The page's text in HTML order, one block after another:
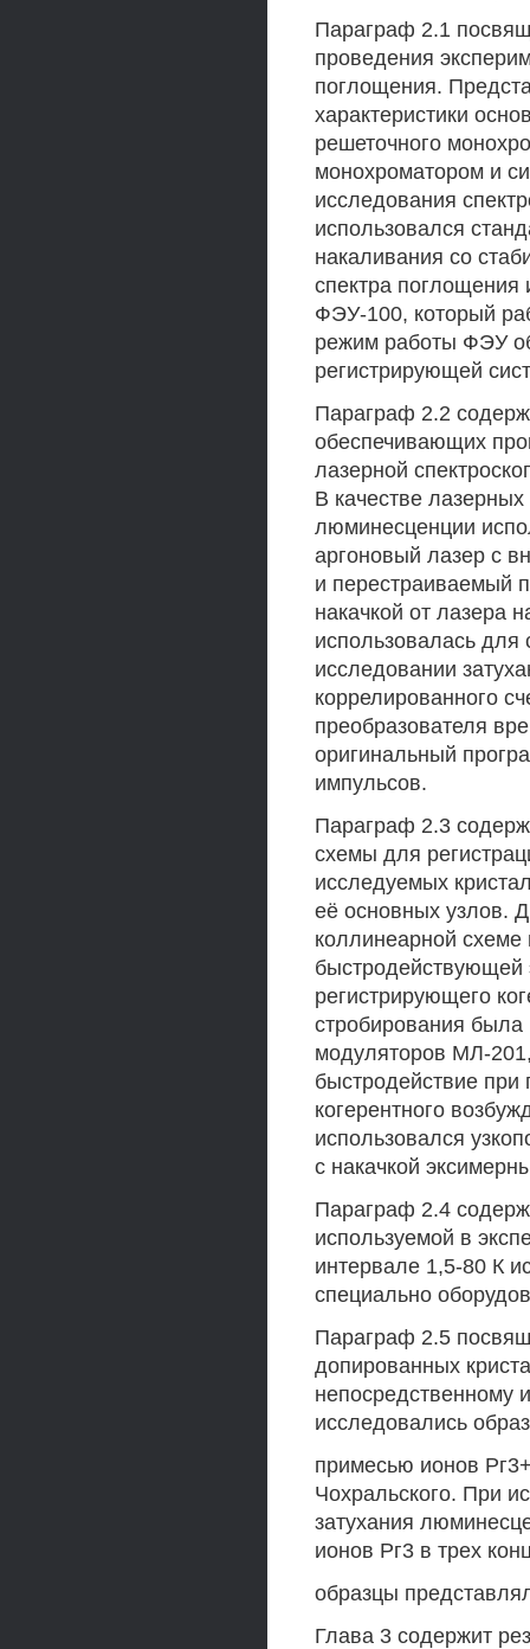
Параграф 2.1
проведения
поглощения.
характеристики
решеточного
монохроматором и
исследования
использовался
накаливания со
спектра поглощения
ФЭУ-100, который
режим работы ФЭУ
регистрирующей
Параграф 2.2
обеспечивающих
лазерной
В качестве
люминесценции
аргоновый лазер с
и перестраиваемый
накачкой от лазера
использовалась
исследовании
коррелированного
преобразователя
оригинальный
импульсов.
Параграф 2.3
схемы для
исследуемых
её основных узлов.
коллинеарной схеме
быстродействующей
регистрирующего
стробирования была
модуляторов МЛ-
быстродействие при
когерентного
использовался
с накачкой
Параграф 2.4
используемой в
интервале 1,5-80 К
специально
Параграф 2.5
допированных
непосредственному
исследовались
примесью ионов
Чохральского. При
затухания
ионов Рг3 в трех
образцы
Глава 3 содержит